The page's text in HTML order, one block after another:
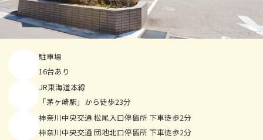
駐車場
16台あり
JR東海道本線
「茅ヶ崎駅」から徒歩23分
神奈川中央交通 松尾入口停留所 下車徒歩2分
神奈川中央交通 団地北口停留所 下車徒歩2分